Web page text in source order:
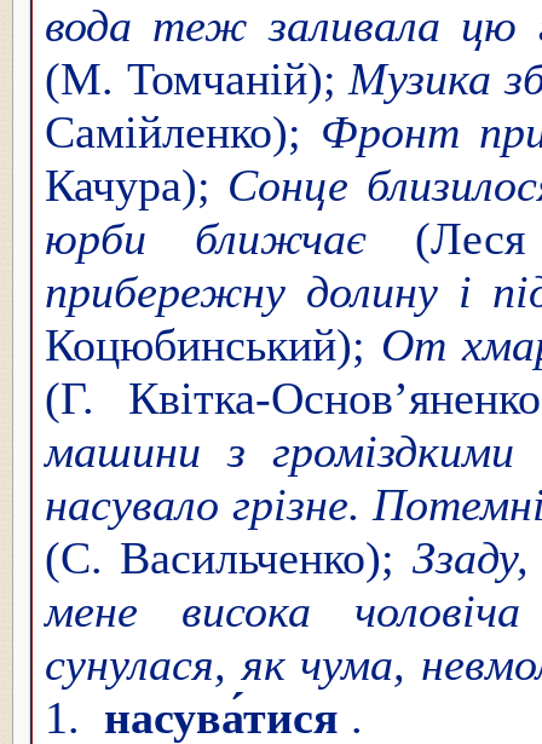
вода теж заливала цю
(М. Томчаній);Музика
Самійленко); Фронт
Качура); Сонце
юрби ближчає(Леся
прибережну долину і
Коцюбинський); От
(Г. Квітка-
машини з громіздкими
насувало грізне.
(С. Васильченко);
мене висока
сунулася, як чума,
1. насува́тися .